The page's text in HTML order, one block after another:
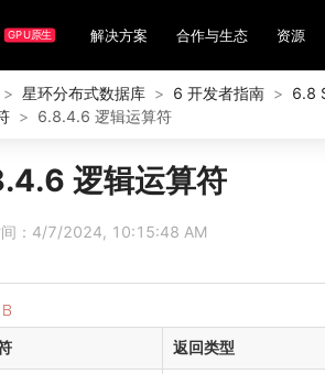
GPU原生 解决方案 合作与生态 资源
> 星环分布式数据库 > 6 开发者指南 > 6.8
> 6.8.4.6 逻辑运算符
逻辑运算符
间：4/7/2024, 10:15:48 AM
返回类型